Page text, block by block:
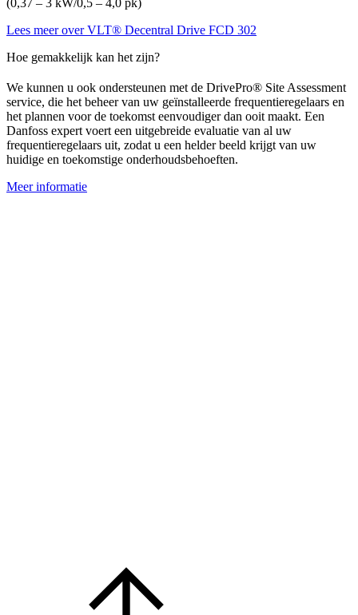
(0,37 – 3 kW/0,5 – 4,0 pk)
Lees meer over VLT® Decentral Drive FCD 302
Hoe gemakkelijk kan het zijn?
We kunnen u ook ondersteunen met de DrivePro® Site Assessment
service, die het beheer van uw geïnstalleerde frequentieregelaars en
het plannen voor de toekomst eenvoudiger dan ooit maakt. Een
Danfoss expert voert een uitgebreide evaluatie van al uw
frequentieregelaars uit, zodat u een helder beeld krijgt van uw
huidige en toekomstige onderhoudsbehoeften.
Meer informatie